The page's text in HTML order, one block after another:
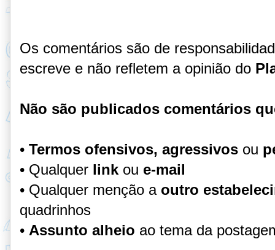
Os comentários são de
escreve e não refletem a opinião do
Não são publicados comentários
• Termos ofensivos, agressivos ou
• Qualquer link ou e-mail
• Qualquer menção a outro
quadrinhos
• Assunto alheio ao tema da